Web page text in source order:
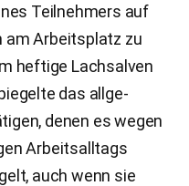
Teilnehmers auf
am Arbeitsplatz zu
heftige Lachsalven
das allge-
denen es wegen
Arbeitsalltags
auch wenn sie